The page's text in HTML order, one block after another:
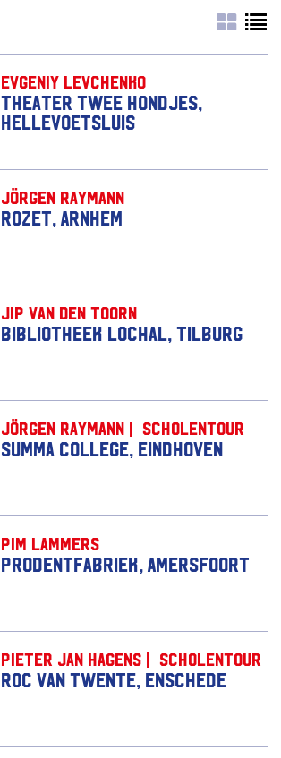
Evgeniy Levchenko
Theater Twee Hondjes,
Hellevoetsluis
Jörgen Raymann
Rozet, Arnhem
Jip van den Toorn
Bibliotheek Lochal, Tilburg
Jörgen Raymann | Scholentour
Summa College, Eindhoven
Pim Lammers
Prodentfabriek, Amersfoort
Pieter Jan Hagens | Scholentour
ROC van Twente, Enschede